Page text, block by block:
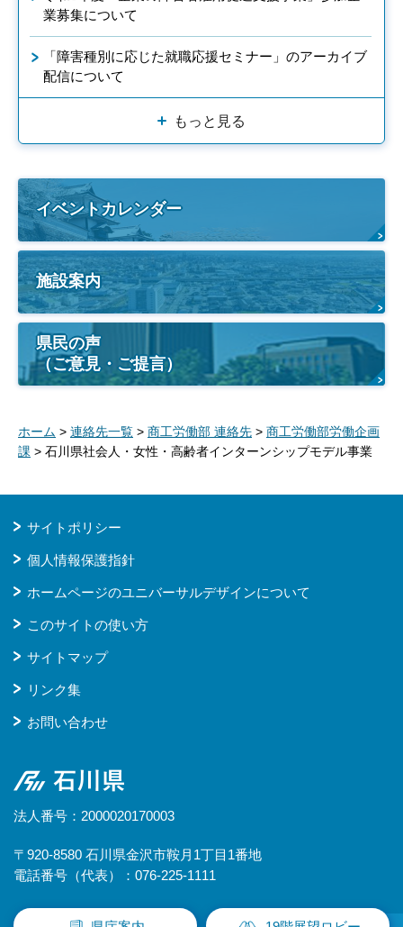
業募集について
「障害種別に応じた就職応援セミナー」のアーカイブ
配信について
もっと見る
イベントカレンダー
施設案内
県民の声
（ご意見・ご提言）
ホーム > 連絡先一覧 > 商工労働部 連絡先 > 商工労働部労働企画
課 > 石川県社会人・女性・高齢者インターンシップモデル事業
サイトポリシー
個人情報保護指針
ホームページのユニバーサルデザインについて
このサイトの使い方
サイトマップ
リンク集
お問い合わせ
石川県
法人番号：2000020170003
〒920-8580 石川県金沢市鞍月1丁目1番地
電話番号（代表）：076-225-1111